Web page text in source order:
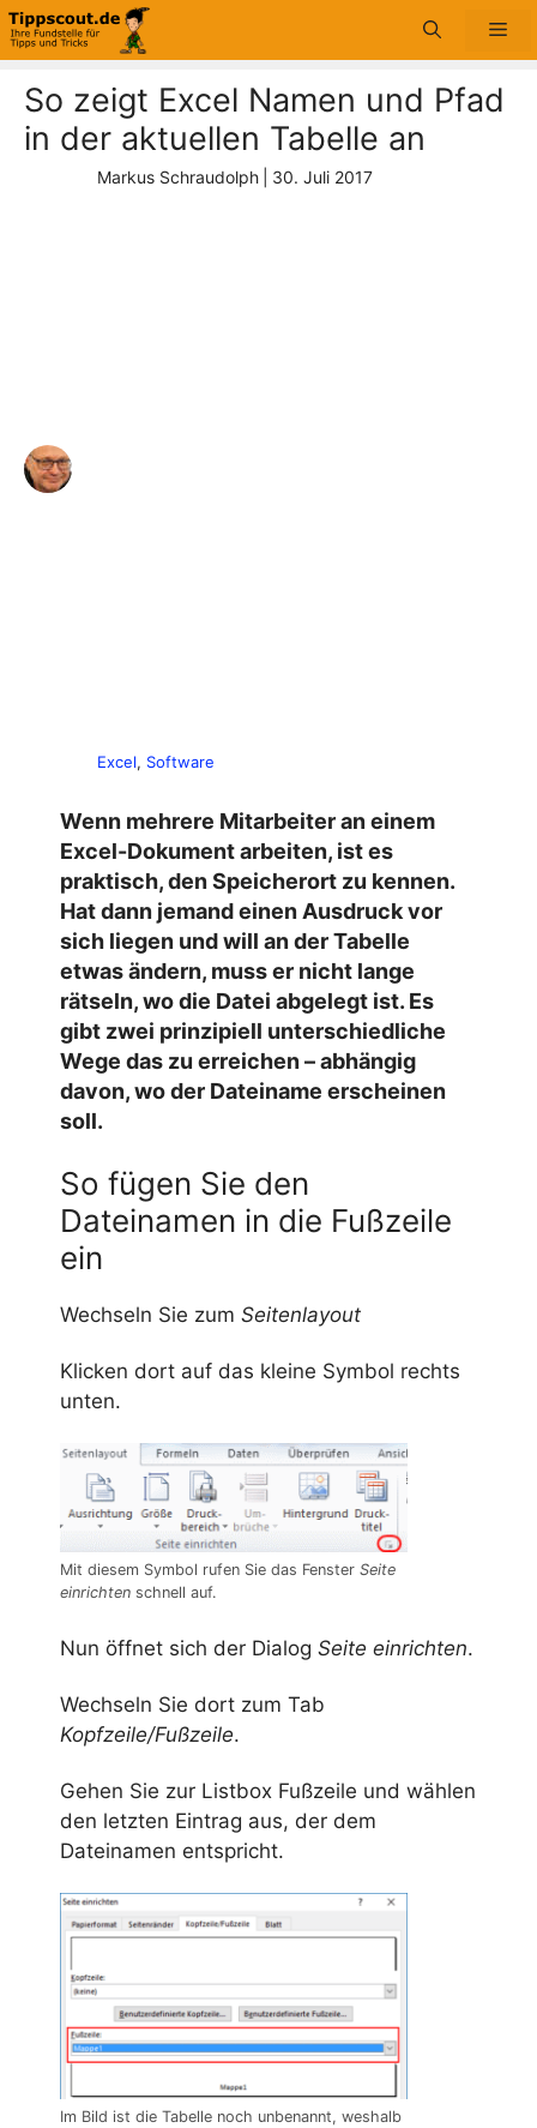
Zum
Inhalt
So zeigt Excel Namen und Pfad
in der aktuellen Tabelle an
Markus Schraudolph 30. Juli 2017
Excel, Software
Wenn mehrere Mitarbeiter an einem
Excel-Dokument arbeiten, ist es
praktisch, den Speicherort zu kennen.
Hat dann jemand einen Ausdruck vor
sich liegen und will an der Tabelle
etwas ändern, muss er nicht lange
rätseln, wo die Datei abgelegt ist. Es
gibt zwei prinzipiell unterschiedliche
Wege das zu erreichen – abhängig
davon, wo der Dateiname erscheinen
soll.
So fügen Sie den
Dateinamen in die Fußzeile
ein
Wechseln Sie zum Seitenlayout
Klicken dort auf das kleine Symbol rechts
unten.
Mit diesem Symbol rufen Sie das Fenster Seite
einrichten schnell auf.
Nun öffnet sich der Dialog Seite einrichten.
Wechseln Sie dort zum Tab
Kopfzeile/Fußzeile.
Gehen Sie zur Listbox Fußzeile und wählen
den letzten Eintrag aus, der dem
Dateinamen entspricht.
Im Bild ist die Tabelle noch unbenannt, weshalb